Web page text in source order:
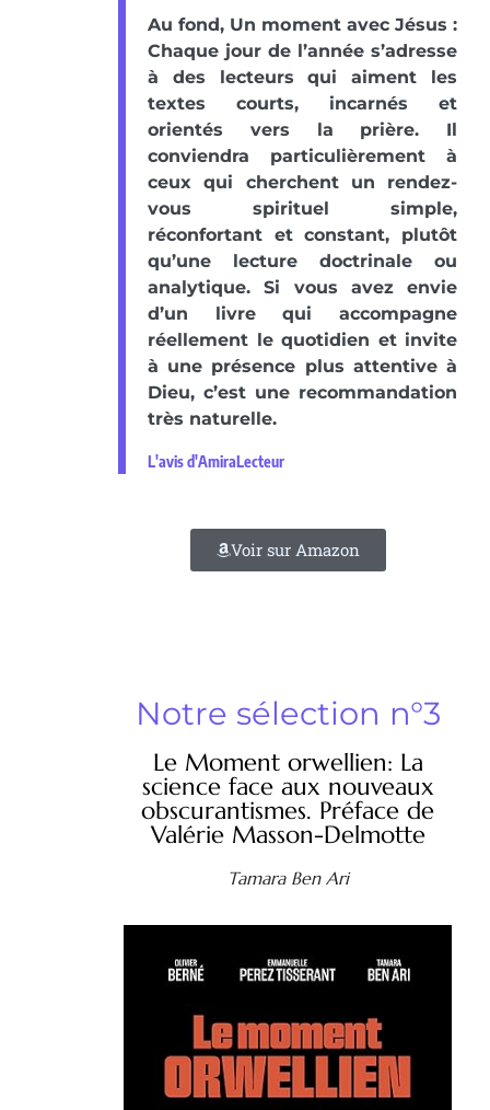
Au fond, Un moment avec Jésus :
Chaque jour de l’année s’adresse
à des lecteurs qui aiment les
textes courts, incarnés et
orientés vers la prière. Il
conviendra particulièrement à
ceux qui cherchent un rendez-
vous spirituel simple,
réconfortant et constant, plutôt
qu’une lecture doctrinale ou
analytique. Si vous avez envie
d’un livre qui accompagne
réellement le quotidien et invite
à une présence plus attentive à
Dieu, c’est une recommandation
très naturelle.
L'avis d'AmiraLecteur
Voir sur Amazon
Notre sélection n°3
Le Moment orwellien: La
science face aux nouveaux
obscurantismes. Préface de
Valérie Masson-Delmotte
Tamara Ben Ari